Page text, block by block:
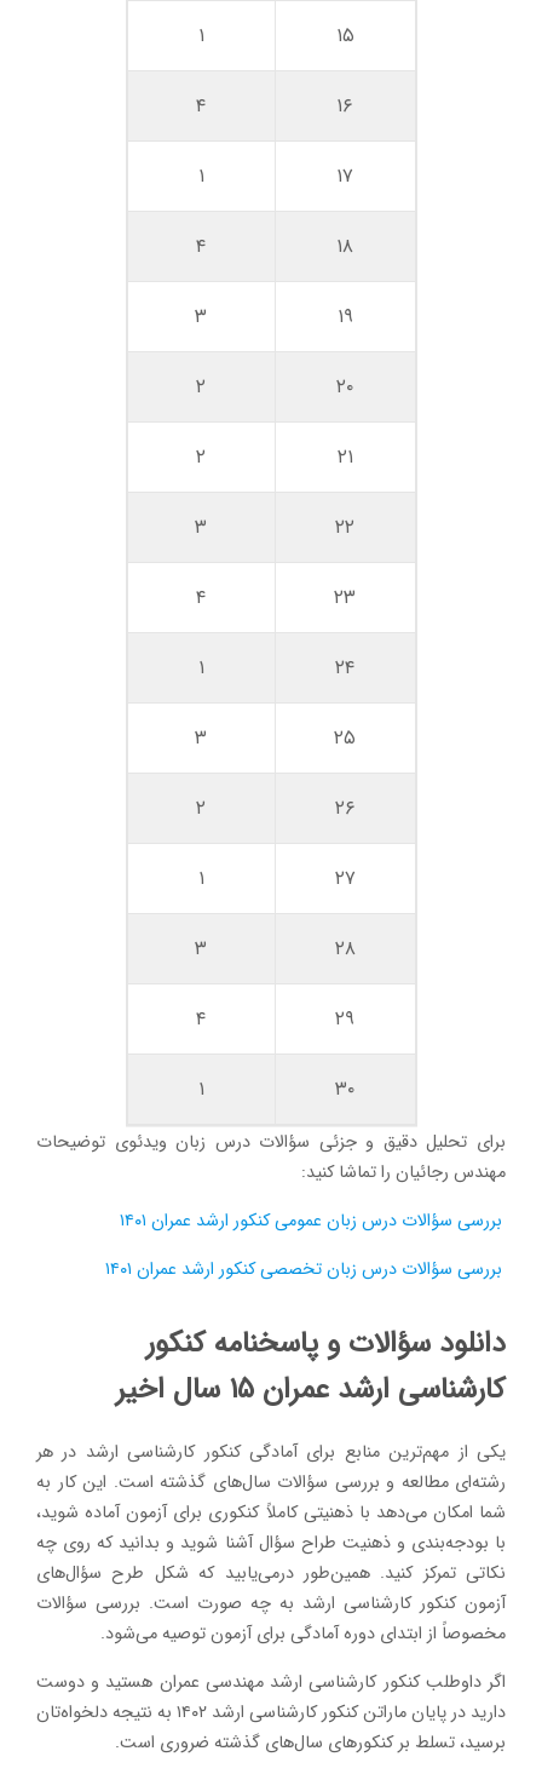
۱۵ ۱
۱۶ ۴
۱۷ ۱
۱۸ ۴
۱۹ ۳
۲۰ ۲
۲۱ ۲
۲۲ ۳
۲۳ ۴
۲۴ ۱
۲۵ ۳
۲۶ ۲
۲۷ ۱
۲۸ ۳
۲۹ ۴
۳۰ ۱
برای تحلیل دقیق و جزئی سؤالات درس زبان ویدئوی توضیحات
مهندس رجائیان را تماشا کنید:
بررسی سؤالات درس زبان عمومی کنکور ارشد عمران ۱۴۰۱
بررسی سؤالات درس زبان تخصصی کنکور ارشد عمران ۱۴۰۱
دانلود سؤالات و پاسخنامه کنکور
کارشناسی ارشد عمران ۱۵ سال اخیر
یکی از مهم‌ترین منابع برای آمادگی کنکور کارشناسی ارشد در هر
رشته‌ای مطالعه و بررسی سؤالات سال‌های گذشته است. این کار به
شما امکان می‌دهد با ذهنیتی کاملاً کنکوری برای آزمون آماده شوید،
با بودجه‌بندی و ذهنیت طراح سؤال آشنا شوید و بدانید که روی چه
نکاتی تمرکز کنید. همین‌طور درمی‌یابید که شکل طرح سؤال‌های
آزمون کنکور کارشناسی ارشد به چه صورت است. بررسی سؤالات
مخصوصاً از ابتدای دوره آمادگی برای آزمون توصیه می‌شود.
اگر داوطلب کنکور کارشناسی ارشد مهندسی عمران هستید و دوست
دارید در پایان ماراتن کنکور کارشناسی ارشد ۱۴۰۲ به نتیجه دلخواه‌تان
برسید، تسلط بر کنکورهای سال‌های گذشته ضروری است.